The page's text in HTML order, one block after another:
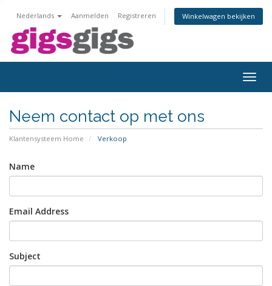
Nederlands Aanmelden Registreren Winkelwagen bekijken
Neem contact op met ons
Klantensysteem Home Verkoop
Name
Email Address
Subject